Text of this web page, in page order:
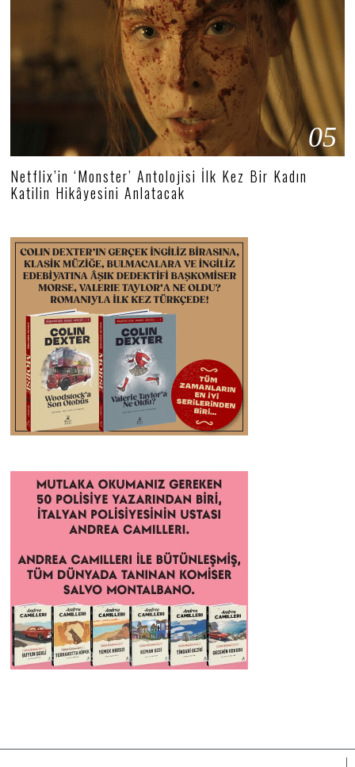
05
Netflix’in ‘Monster’ Antolojisi İlk Kez Bir Kadın
Katilin Hikâyesini Anlatacak